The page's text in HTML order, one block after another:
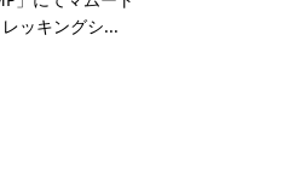
ッキングシ...